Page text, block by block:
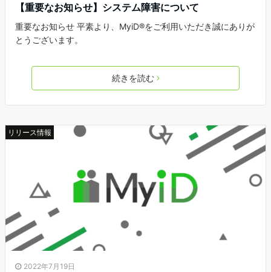
【重要なお知らせ】システム障害について
重要なお知らせ 平素より、MyiD®をご利用いただき誠にありが
とうございます。
続きを読む
リリース情報
2022年7月19日